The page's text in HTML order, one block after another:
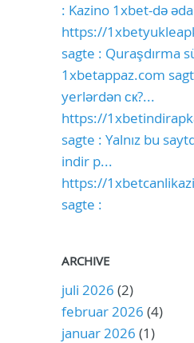
: Kazino 1xbet-də
https://
sagte : Quraşdırma
1xbetappaz.com
yerlərdən ск?...
https://
sagte : Yalnız bu
indir p...
https://
sagte :
ARCHIVE
juli 2026 (2)
februar 2026 (4)
januar 2026 (1)